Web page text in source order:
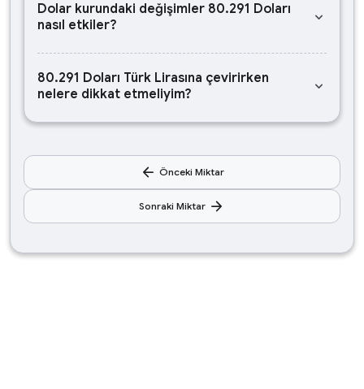
Dolar kurundaki değişimler 80.291 Doları
nasıl etkiler?
keyboard_arrow_down
80.291 Doları Türk Lirasına çevirirken
nelere dikkat etmeliyim?
keyboard_arrow_down
arrow_back Önceki Miktar
Sonraki Miktar arrow_forward